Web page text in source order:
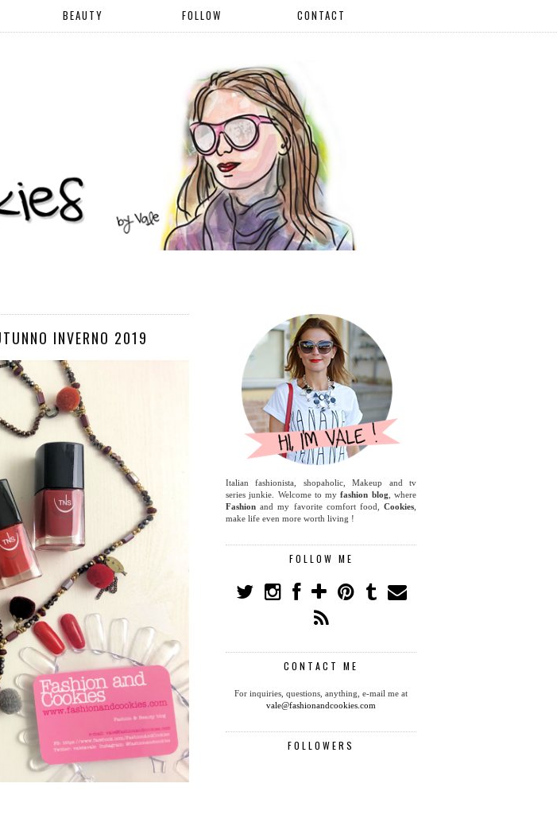
BEAUTY FOLLOW CONTACT
INVERNO 2019
Italian fashionista, shopaholic, Makeup and tv
series junkie. Welcome to myfashion blog , where
Fashion and my favorite comfort food, Cookies
make life even more worth living !
FOLLOW ME
CONTACT ME
For inquiries, questions, anything, e-mail me at
vale@fashionandcookies.com
FOLLOWERS